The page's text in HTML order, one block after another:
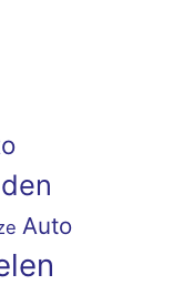
Auto